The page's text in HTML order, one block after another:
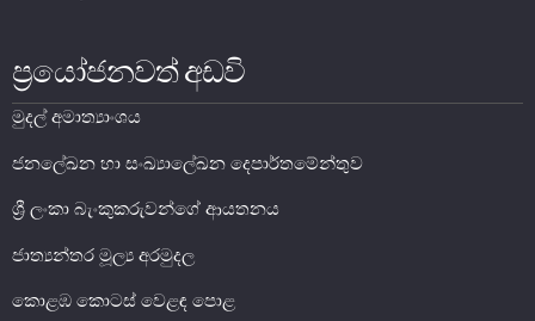
මූල්‍ය වෙළෙඳපොල
මූල්‍ය වෙළෙඳපොළ-සමස්ත විග්‍රහය
දේශීය විදේශ විනිමය වෙළෙඳපොළ
විදේශ විනිමය පිළිබඳ ගෝලීය ප්‍රශස්ත භාවිත සංග්‍රහය හා
රාජ්‍ය සුරැකුම්පත් වෙළෙඳපොළ
සාංගමික ණය සුරැකුම්පත් වෙළෙඳපොළ
ප්‍රයෝජනවත් අඩවි
මුදල් අමාත්‍යාංශය
ජනලේඛන හා සංඛ්‍යාලේඛන දෙපාර්තමේන්තුව
ශ්‍රී ලංකා බැංකුකරුවන්ගේ ආයතනය
ජාත්‍යන්තර මූල්‍ය අරමුදල
කොළඹ කොටස් වෙළඳ පොළ